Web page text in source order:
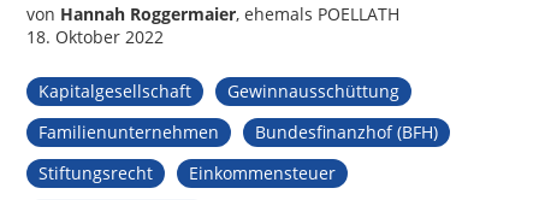
von Hannah Roggermaier, ehemals POELLATH
18. Oktober 2022
Kapitalgesellschaft
Gewinnausschüttung
Familienunternehmen
Bundesfinanzhof (BFH)
Stiftungsrecht
Einkommensteuer